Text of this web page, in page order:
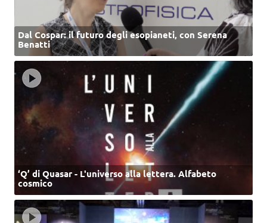
Dal Cospar: il futuro degli esopianeti, con Serena
Benatti
‘Q’ di Quasar - L'universo alla lettera. Alfabeto
cosmico